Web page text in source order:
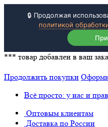
🔒 Продолжая
политикой
*** товар добавлен в ваш
Продолжить покупки
Всё просто: у нас и
Оптовым клиентам
Доставка по России